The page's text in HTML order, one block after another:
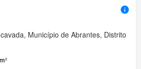
Município de Abrantes, Distrito